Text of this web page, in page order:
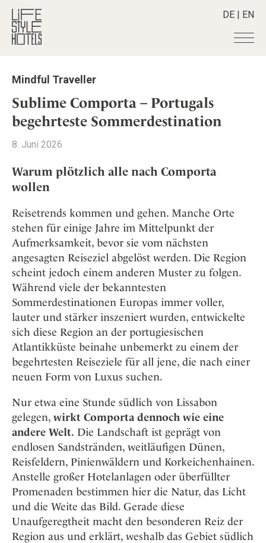
DE | EN
Hotels +
Alle Hotels
Alpine Lifestyle
Beach
City
Countryside
Mindful Traveller
Wellness
Destinationen
Alle Destinationen
Griechenland
Indien
Indonesien
Italien
Japan
Kroatien
Mexico
Niederlande
Österreich
Portugal
Schweden
Spanien
USA
Stories +
Alle Stories
Aktiv & Wellness
Design & Architektur
Eat & Drink
Mindful Traveller
Osterkalender
Persönlichkeiten
Shop +
Alle Produkte
Lifestylehotels BOOK
Gutschein/Voucher
Smart Traveller
Alle Smart Deals
Newsletter Anmeldung
Newsletter
Become a member
+
Member Benefits
Register your Hotel
About us +
Mission Statement
Our Story
Career
Kontakt
Impressum
Adventkalender
Mindful Traveller
Sublime Comporta – Portugals
begehrteste Sommerdestination
8. Juni 2026
Warum plötzlich alle nach Comporta
wollen
Reisetrends kommen und gehen. Manche Orte
stehen für einige Jahre im Mittelpunkt der
Aufmerksamkeit, bevor sie vom nächsten
angesagten Reiseziel abgelöst werden. Die Region
scheint jedoch einem anderen Muster zu folgen.
Während viele der bekanntesten
Sommerdestinationen Europas immer voller,
lauter und stärker inszeniert wurden, entwickelte
sich diese Region an der portugiesischen
Atlantikküste beinahe unbemerkt zu einem der
begehrtesten Reiseziele für all jene, die nach einer
neuen Form von Luxus suchen.
Nur etwa eine Stunde südlich von Lissabon
gelegen, wirkt Comporta dennoch wie eine
andere Welt. Die Landschaft ist geprägt von
endlosen Sandstränden, weitläufigen Dünen,
Reisfeldern, Pinienwäldern und Korkeichenhainen.
Anstelle großer Hotelanlagen oder überfüllter
Promenaden bestimmen hier die Natur, das Licht
und die Weite das Bild. Gerade diese
Unaufgeregtheit macht den besonderen Reiz der
Region aus und erklärt, weshalb das Gebiet südlich